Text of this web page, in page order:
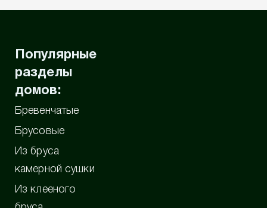
Популярные
разделы
домов:
Бревенчатые
Брусовые
Из бруса
камерной сушки
Из клееного